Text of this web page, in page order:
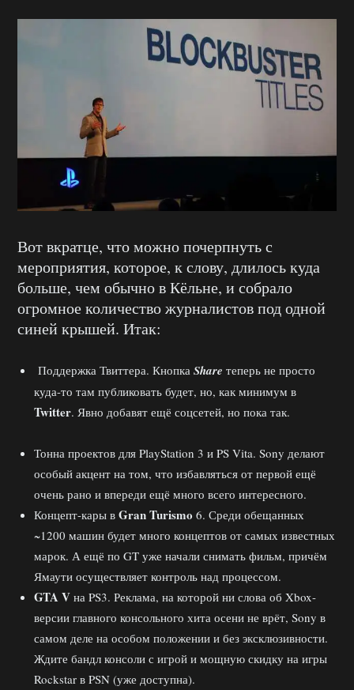
Вот вкратце, что можно почерпнуть с
мероприятия, которое, к слову, длилось куда
больше, чем обычно в Кёльне, и собрало
огромное количество журналистов под одной
синей крышей. Итак:
Поддержка Твиттера. Кнопка Share теперь не просто
куда-то там публиковать будет, но, как минимум в
Twitter. Явно добавят ещё соцсетей, но пока так.
Тонна проектов для PlayStation 3 и PS Vita. Sony делают
особый акцент на том, что избавляться от первой ещё
очень рано и впереди ещё много всего интересного.
Концепт-кары в Gran Turismo 6. Среди обещанных
~1200 машин будет много концептов от самых известных
марок. А ещё по GT уже начали снимать фильм, причём
Ямаути осуществляет контроль над процессом.
GTA V на PS3. Реклама, на которой ни слова об Xbox-
версии главного консольного хита осени не врёт, Sony в
самом деле на особом положении и без эксклюзивности.
Ждите бандл консоли с игрой и мощную скидку на игры
Rockstar в PSN (уже доступна).